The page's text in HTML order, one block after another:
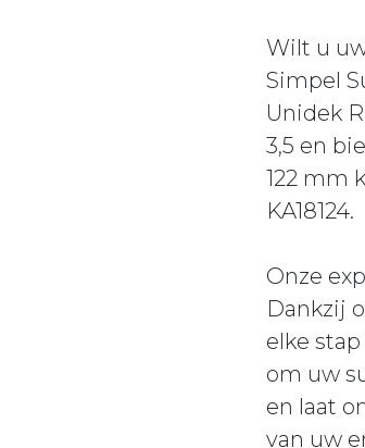
Wilt u
Simpel
Unidek
3,5 en
122 mm
KA18124.
Onze
Dankzij
elke
om uw
en laat
van uw